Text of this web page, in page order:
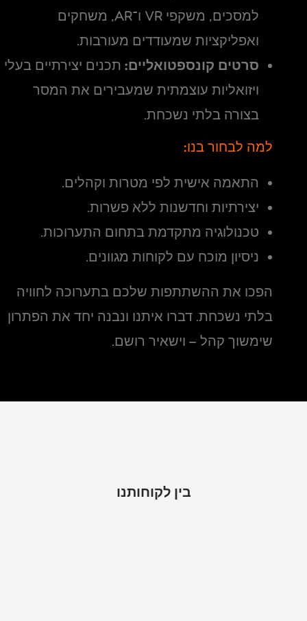
למסכים, משקפי VR ו־AR, משחקים
ואפליקציות שמעודדים מעורבות.
סרטים קונספטואליים: תכנים יצירתיים בעלי
ויזואליות עוצמתית שמעבירים את המסר
בצורה בלתי נשכחת.
למה לבחור בנו:
התאמה אישית לפי מטרות וקהלים.
יצירתיות וחדשנות ללא פשרות.
טכנולוגיה מתקדמת בתחום התערוכות.
ניסיון מוכח עם לקוחות מגוונים.
הפכו את ההשתתפות שלכם בתערוכה לחוויה
בלתי נשכחת. דברו איתנו ונבנה יחד את הפתרון
שימשוך קהל – וישאיר רושם.
בין לקוחותנו